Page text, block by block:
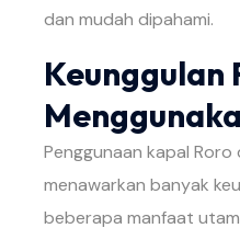
dan mudah dipahami.
Keunggulan
Penggunaan kapal Roro
menawarkan banyak
beberapa manfaat